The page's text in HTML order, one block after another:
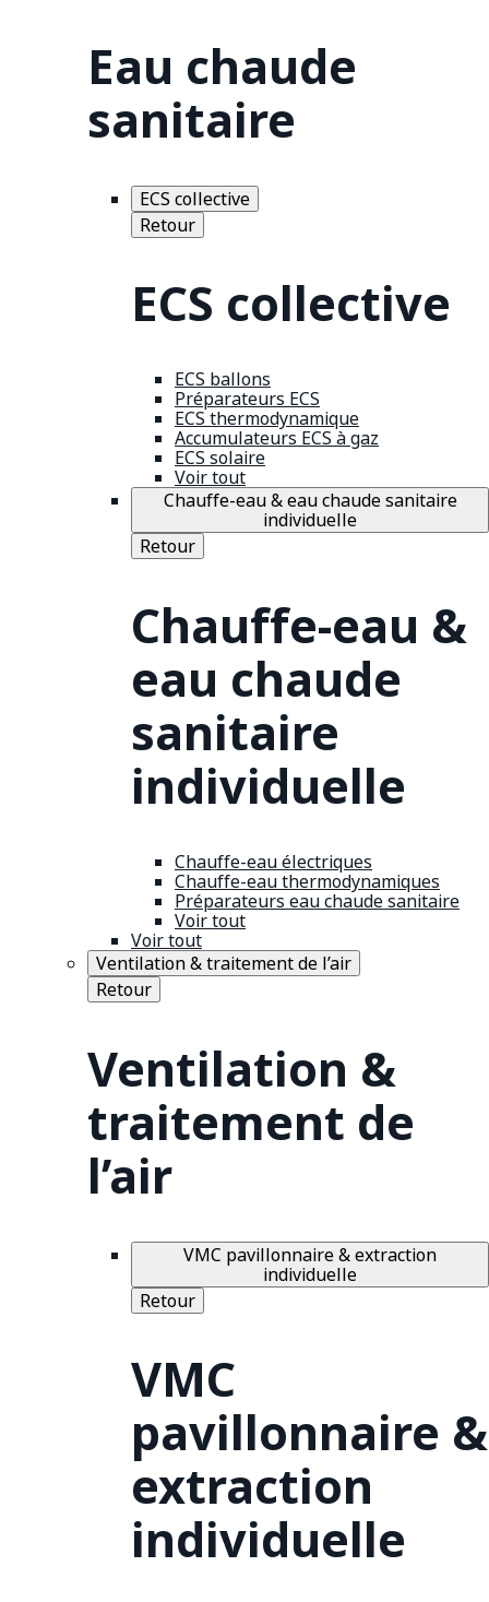
Eau chaude
sanitaire
ECS collective
Retour
ECS collective
ECS ballons
Préparateurs ECS
ECS thermodynamique
Accumulateurs ECS à gaz
ECS solaire
Voir tout
Chauffe-eau & eau chaude sanitaire
individuelle
Retour
Chauffe-eau &
eau chaude
sanitaire
individuelle
Chauffe-eau électriques
Chauffe-eau thermodynamiques
Préparateurs eau chaude sanitaire
Voir tout
Voir tout
Ventilation & traitement de l’air
Retour
Ventilation &
traitement de
l’air
VMC pavillonnaire & extraction
individuelle
Retour
VMC
pavillonnaire &
extraction
individuelle